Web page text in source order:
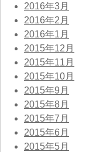
2016年3月
2016年2月
2016年1月
2015年12月
2015年11月
2015年10月
2015年9月
2015年8月
2015年7月
2015年6月
2015年5月